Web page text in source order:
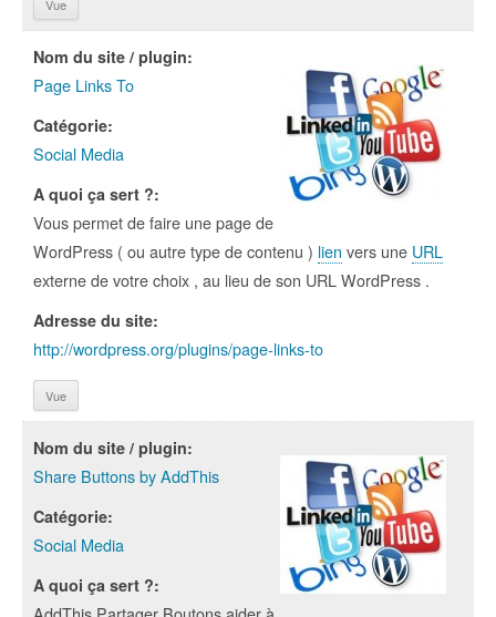
Vue
Nom du site / plugin:
Page Links To
Catégorie:
Social Media
A quoi ça sert ?:
Vous permet de faire une page de
WordPress ( ou autre type de contenu ) lien vers une URL
externe de votre choix , au lieu de son URL WordPress .
Adresse du site:
http://wordpress.org/plugins/page-links-to
Vue
Nom du site / plugin:
Share Buttons by AddThis
Catégorie:
Social Media
A quoi ça sert ?: